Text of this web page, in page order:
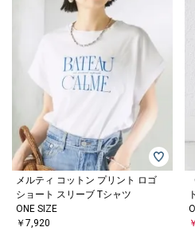
メルティ コットン プリント ロゴ
ショート スリーブ Tシャツ
ONE SIZE
￥7,920